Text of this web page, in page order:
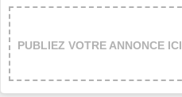
PUBLIEZ VOTRE ANNONCE ICI